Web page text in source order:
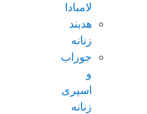
لامبادا
هدبند
زنانه
جوراب
و
اسپری
زنانه